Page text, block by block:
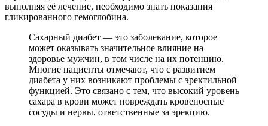
выполняя её лечение, необходимо знать показания
гликированного гемоглобина.
Сахарный диабет — это заболевание, которое
может оказывать значительное влияние на
здоровье мужчин, в том числе на их потенцию.
Многие пациенты отмечают, что с развитием
диабета у них возникают проблемы с эректильной
функцией. Это связано с тем, что высокий уровень
сахара в крови может повреждать кровеносные
сосуды и нервы, ответственные за эрекцию.